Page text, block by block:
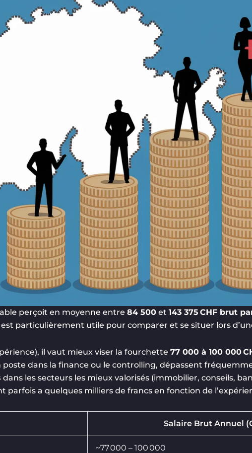
perçoit en moyenne entre 84 500 et 143 375 CHF brut
particulièrement utile pour comparer et se situer lors
il vaut mieux viser la fourchette 77 000 à 100 000
dans la finance ou le controlling, dépassent
dans les secteurs les mieux valorisés (immobilier, conseils,
parfois a quelques milliers de francs en fonction de
Salaire Brut Annuel
~77 000 – 100 000